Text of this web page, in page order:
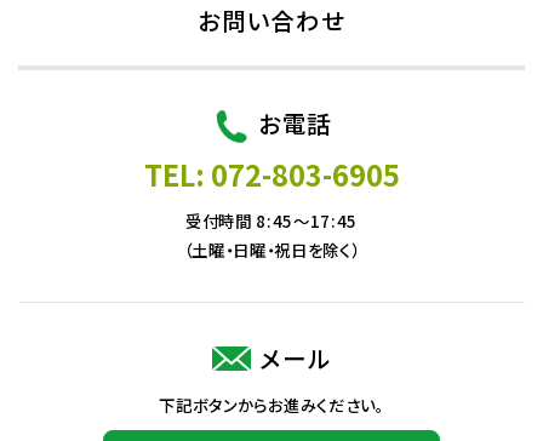
お問い合わせ
お電話
TEL: 072-803-6905
受付時間 8:45～17:45
（土曜・日曜・祝日を除く）
メール
下記ボタンからお進みください。